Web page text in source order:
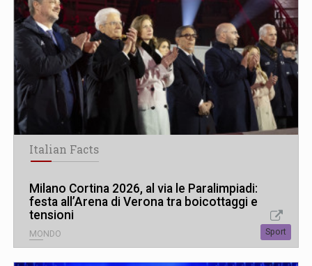
Italian Facts
Milano Cortina 2026, al via le Paralimpiadi:
festa all’Arena di Verona tra boicottaggi e
tensioni
MONDO Sport